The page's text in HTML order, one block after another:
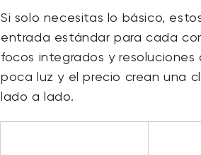
Si solo necesitas lo básico,
entrada estándar para cada
focos integrados y
poca luz y el precio crean una
lado a lado.